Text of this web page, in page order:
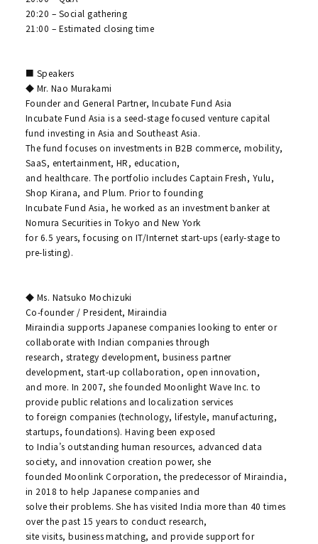
20:20 – Social gathering
21:00 – Estimated closing time
■ Speakers
◆ Mr. Nao Murakami
Founder and General Partner, Incubate Fund Asia
Incubate Fund Asia is a seed-stage focused venture capital
fund investing in Asia and Southeast Asia.
The fund focuses on investments in B2B commerce, mobility,
SaaS, entertainment, HR, education,
and healthcare. The portfolio includes Captain Fresh, Yulu,
Shop Kirana, and Plum. Prior to founding
Incubate Fund Asia, he worked as an investment banker at
Nomura Securities in Tokyo and New York
for 6.5 years, focusing on IT/Internet start-ups (early-stage to
pre-listing).
◆ Ms. Natsuko Mochizuki
Co-founder / President, Miraindia
Miraindia supports Japanese companies looking to enter or
collaborate with Indian companies through
research, strategy development, business partner
development, start-up collaboration, open innovation,
and more. In 2007, she founded Moonlight Wave Inc. to
provide public relations and localization services
to foreign companies (technology, lifestyle, manufacturing,
startups, foundations). Having been exposed
to India’s outstanding human resources, advanced data
society, and innovation creation power, she
founded Moonlink Corporation, the predecessor of Miraindia,
in 2018 to help Japanese companies and
solve their problems. She has visited India more than 40 times
over the past 15 years to conduct research,
site visits, business matching, and provide support for